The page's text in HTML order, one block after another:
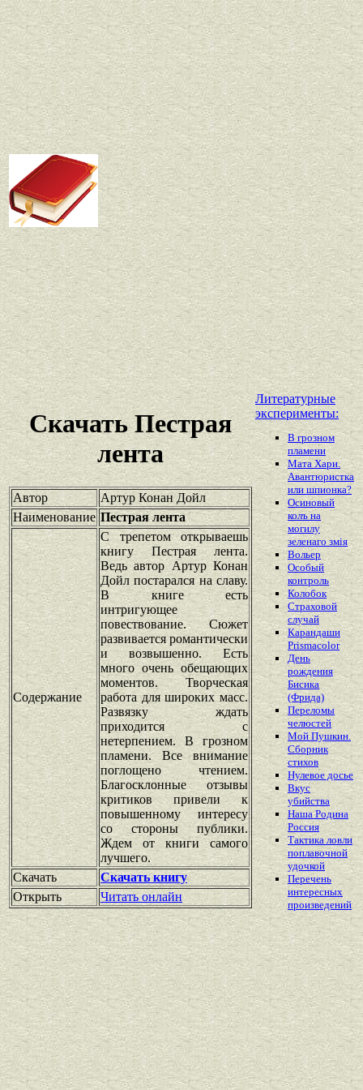
Скачать Пестрая
лента
Автор
Артур Конан Дойл
Наименование Пестрая лента
Содержание
С трепетом открываешь
книгу Пестрая лента.
Ведь автор Артур Конан
Дойл постарался на славу.
В книге есть
интригующее
повествование. Сюжет
развивается романтически
и возвышенно. Есть
много очень обещающих
моментов. Творческая
работа для широких масс.
Развязку ждать
приходится с
нетерпением. В грозном
пламени. Все внимание
поглощено чтением.
Благосклонные отзывы
критиков привели к
повышенному интересу
со стороны публики.
Ждем от книги самого
лучшего.
Скачать
Скачать книгу
Открыть
Читать онлайн
Литературные
эксперименты:
В грозном
пламени
Мата Хари.
Авантюристка
или шпионка?
Осиновый
колъ на
могилу
зеленаго змiя
Вольер
Особый
контроль
Колобок
Страховой
случай
Карандаши
Prismacolor
День
рождения
Бисика
(Фрида)
Переломы
челюстей
Мой Пушкин.
Сборник
стихов
Нулевое досье
Вкус
убийства
Наша Родина
Россия
Тактика ловли
поплавочной
удочкой
Перечень
интересных
произведений